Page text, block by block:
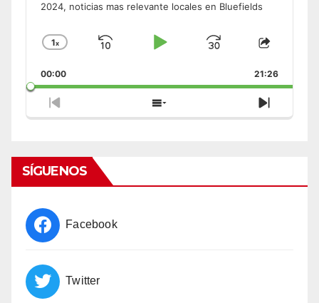
2024, noticias mas relevante locales en Bluefields
Change
Rate
1x
Skip
Play
Jump
Forward
Share
Episode
00:00 21:26
Previous
Episode
Show
Episodes
Next
Episode
SÍGUENOS
Facebook
Twitter